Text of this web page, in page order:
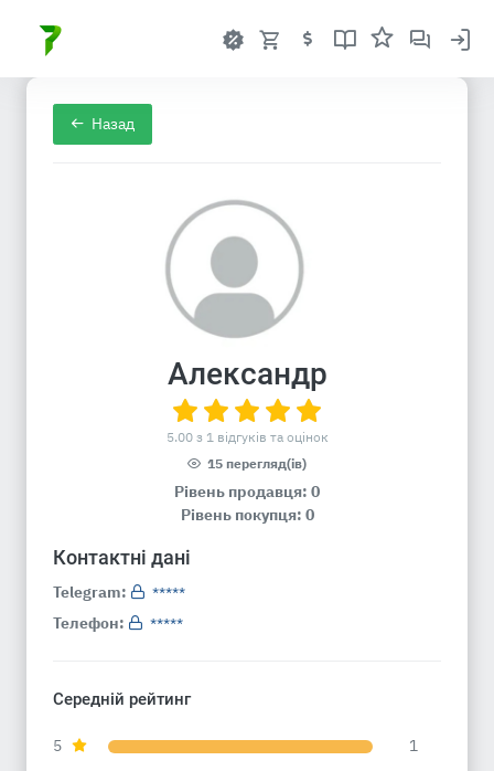
Назад
Александр
5.00 з 1 відгуків та оцінок
15 перегляд(ів)
Рівень продавця: 0
Рівень покупця: 0
Контактні дані
Telegram:
*****
Телефон:
*****
Середній рейтинг
5
1